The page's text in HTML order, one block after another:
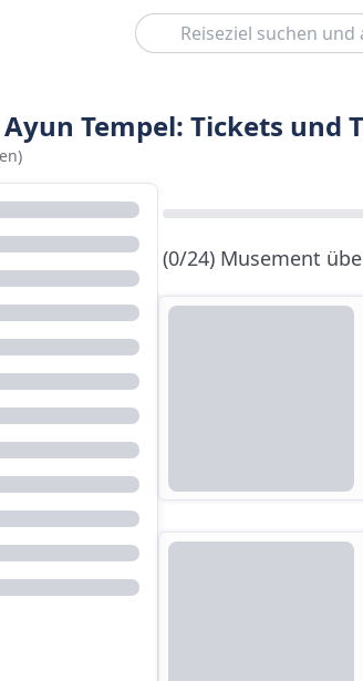
Suchen
Tempel: Tickets und
(0/24) Musement